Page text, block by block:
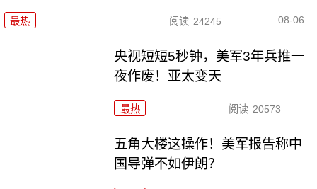
最热 阅读 24245 08-06
央视短短5秒钟，美军3年兵推一
夜作废！亚太变天
最热 阅读 20573
五角大楼这操作！美军报告称中
国导弹不如伊朗？